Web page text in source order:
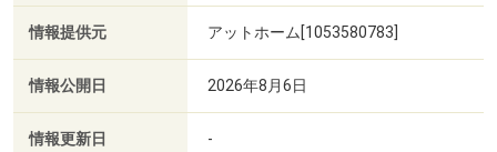
情報提供元 アットホーム[1053580783]
情報公開日 2026年8月6日
情報更新日 -